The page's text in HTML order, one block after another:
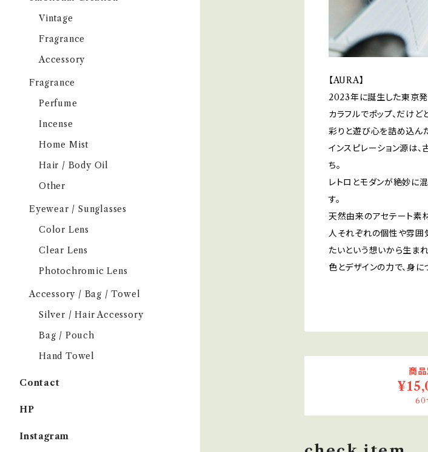
【AURA】
2023年に誕生した東京発
カラフルでポップ、だけど
彩りと遊び心を詰め込ん
インスピレーション源は
ち。
レトロとモダンが絶妙に
す。
天然由来のアセテート素
人それぞれの個性や雰囲
たいという想いから生まれ
色とデザインの力で、身
商
60
Vintage
Fragrance
Accessory
Fragrance
Perfume
Incense
Home Mist
Hair / Body Oil
Other
Eyewear / Sunglasses
Color Lens
Clear Lens
Photochromic Lens
Accessory / Bag / Towel
Silver / Hair Accessory
Bag / Pouch
Hand Towel
Contact
HP
Instagram